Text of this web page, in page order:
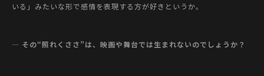
いる」みたいな形で感情を表現する方が好きというか。
— その“照れくささ”は、映画や舞台では生まれないのでしょうか？